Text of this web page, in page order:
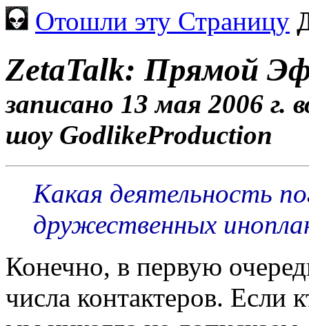
Отошли эту Страницу
ZetaTalk: Прямой
записано 13 мая 2006 г.
шоу GodlikeProduction
Какая деятельность
дружественных
Конечно, в первую
числа контактеров. Если